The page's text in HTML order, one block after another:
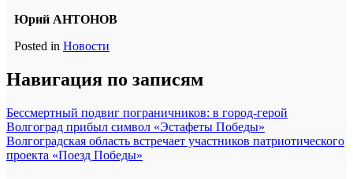
Юрий АНТОНОВ
Posted in Новости
Навигация по записям
Бессмертный подвиг пограничников: в город-герой
Волгоград прибыл символ «Эстафеты Победы»
Волгоградская область встречает участников патриотического
проекта «Поезд Победы»